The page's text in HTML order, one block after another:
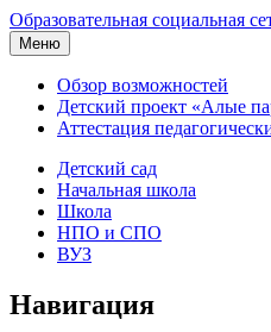
Образовательная социальная
Меню
Обзор возможностей
Детский проект «Алые
Аттестация
Детский сад
Начальная школа
Школа
НПО и СПО
ВУЗ
Навигация